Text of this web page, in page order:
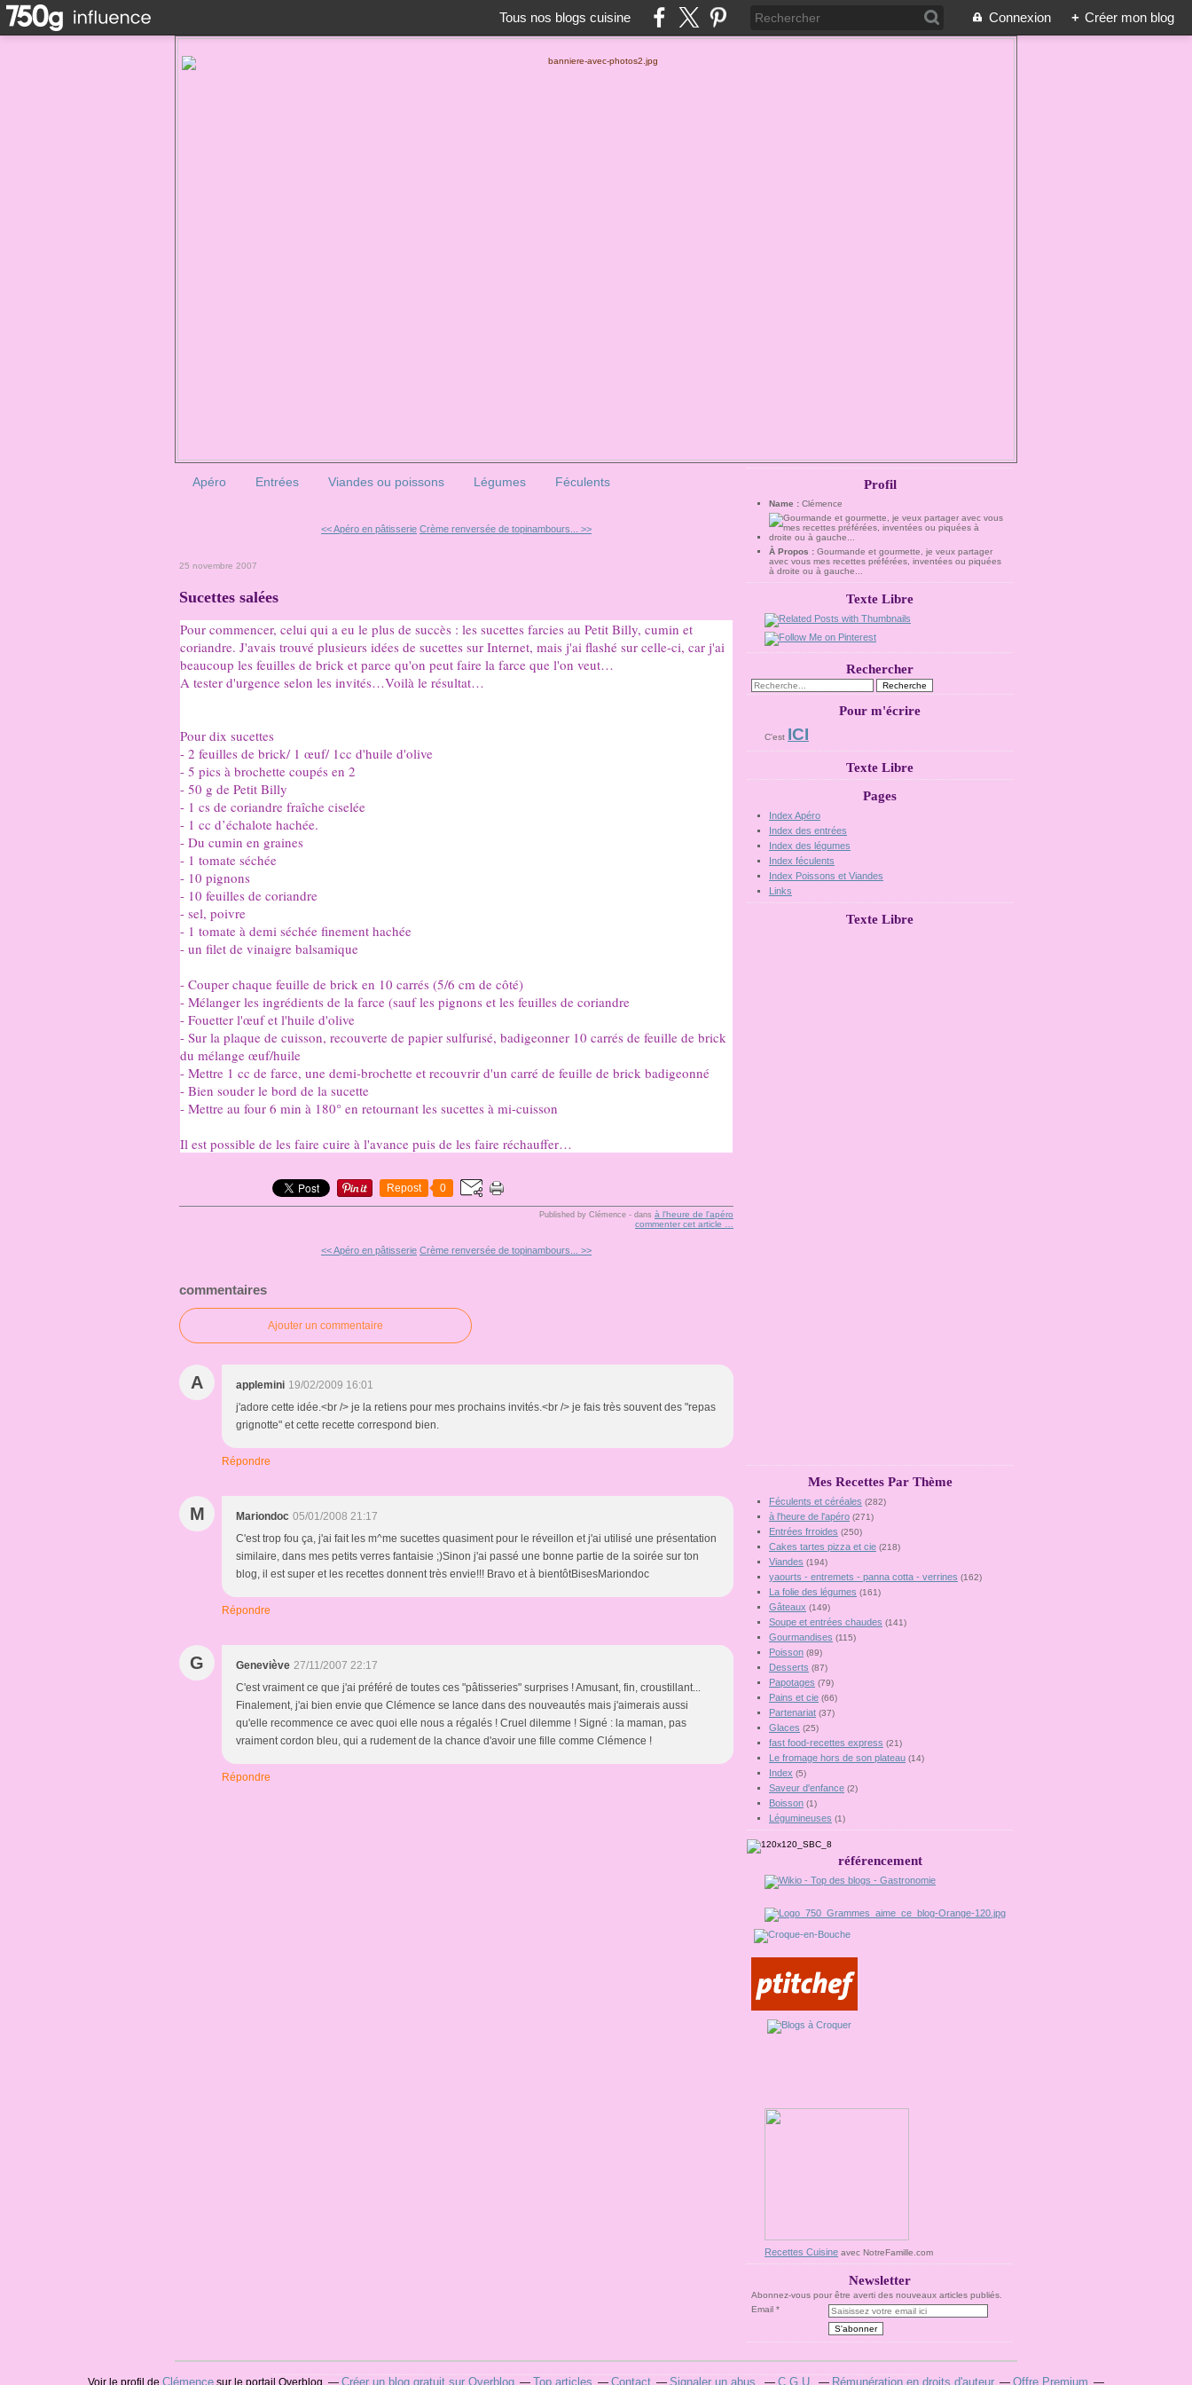
Tous nos blogs cuisine Connexion + Créer mon blog
Apéro Entrées Viandes ou poissons Légumes Féculents
<< Apéro en pâtisserie Crème renversée de topinambours... >>
25 novembre 2007
Sucettes salées
Pour commencer, celui qui a eu le plus de succès : les sucettes farcies au Petit Billy, cumin et
coriandre. J'avais trouvé plusieurs idées de sucettes sur Internet, mais j'ai flashé sur celle-ci, car j'ai
beaucoup les feuilles de brick et parce qu'on peut faire la farce que l'on veut…
A tester d'urgence selon les invités…Voilà le résultat…
Pour dix sucettes
- 2 feuilles de brick/ 1 œuf/ 1cc d'huile d'olive
- 5 pics à brochette coupés en 2
- 50 g de Petit Billy
- 1 cs de coriandre fraîche ciselée
- 1 cc d’échalote hachée.
- Du cumin en graines
- 1 tomate séchée
- 10 pignons
- 10 feuilles de coriandre
- sel, poivre
- 1 tomate à demi séchée finement hachée
- un filet de vinaigre balsamique
- Couper chaque feuille de brick en 10 carrés (5/6 cm de côté)
- Mélanger les ingrédients de la farce (sauf les pignons et les feuilles de coriandre
- Fouetter l'œuf et l'huile d'olive
- Sur la plaque de cuisson, recouverte de papier sulfurisé, badigeonner 10 carrés de feuille de brick
du mélange œuf/huile
- Mettre 1 cc de farce, une demi-brochette et recouvrir d'un carré de feuille de brick badigeonné
- Bien souder le bord de la sucette
- Mettre au four 6 min à 180° en retournant les sucettes à mi-cuisson
Il est possible de les faire cuire à l'avance puis de les faire réchauffer…
Repost 0
Published by Clémence - dans à l'heure de l'apéro
commenter cet article
<< Apéro en pâtisserie Crème renversée de topinambours... >>
commentaires
Ajouter un commentaire
A applemini 19/02/2009 16:01
j'adore cette idée.<br /> je la retiens pour mes prochains invités.<br /> je fais très souvent des "repas
grignotte" et cette recette correspond bien.
Répondre
M Mariondoc 05/01/2008 21:17
C'est trop fou ça, j'ai fait les m^me sucettes quasiment pour le réveillon et j'ai utilisé une présentation
similaire, dans mes petits verres fantaisie ;)Sinon j'ai passé une bonne partie de la soirée sur ton
blog, il est super et les recettes donnent très envie!!! Bravo et à bientôtBisesMariondoc
Répondre
G Geneviève 27/11/2007 22:17
C'est vraiment ce que j'ai préféré de toutes ces "pâtisseries" surprises ! Amusant, fin, croustillant...
Finalement, j'ai bien envie que Clémence se lance dans des nouveautés mais j'aimerais aussi
qu'elle recommence ce avec quoi elle nous a régalés ! Cruel dilemme ! Signé : la maman, pas
vraiment cordon bleu, qui a rudement de la chance d'avoir une fille comme Clémence !
Répondre
Profil
Name : Clémence
À Propos : Gourmande et gourmette, je veux partager
avec vous mes recettes préférées, inventées ou piquées
à droite ou à gauche...
Texte Libre
Rechercher
Pour m'écrire
C'est ICI
Texte Libre
Pages
Index Apéro
Index des entrées
Index des légumes
Index féculents
Index Poissons et Viandes
Links
Texte Libre
Mes Recettes Par Thème
Féculents et céréales (282)
à l'heure de l'apéro (271)
Entrées frroides (250)
Cakes tartes pizza et cie (218)
Viandes (194)
yaourts - entremets - panna cotta - verrines (162)
La folie des légumes (161)
Gâteaux (149)
Soupe et entrées chaudes (141)
Gourmandises (115)
Poisson (89)
Desserts (87)
Papotages (79)
Pains et cie (66)
Partenariat (37)
Glaces (25)
fast food-recettes express (21)
Le fromage hors de son plateau (14)
Index (5)
Saveur d'enfance (2)
Boisson (1)
Légumineuses (1)
référencement
Recettes Cuisine avec NotreFamille.com
Newsletter
Abonnez-vous pour être averti des nouveaux articles publiés.
Email
Voir le profil de Clémence sur le portail Overblog Créer un blog gratuit sur Overblog Top articles Contact Signaler un abus C.G.U. Rémunération en droits d'auteur
Offre Premium